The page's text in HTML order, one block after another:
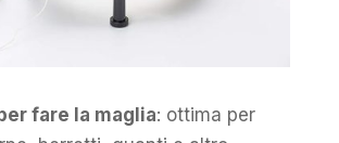
fare la maglia: ottima per